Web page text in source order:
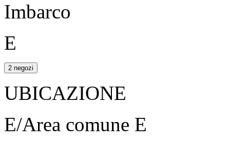
Imbarco
E
2 negozi
UBICAZIONE
E/Area comune E